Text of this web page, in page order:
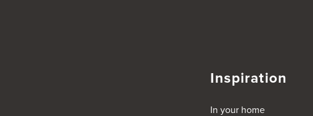
Inspiration
In your home